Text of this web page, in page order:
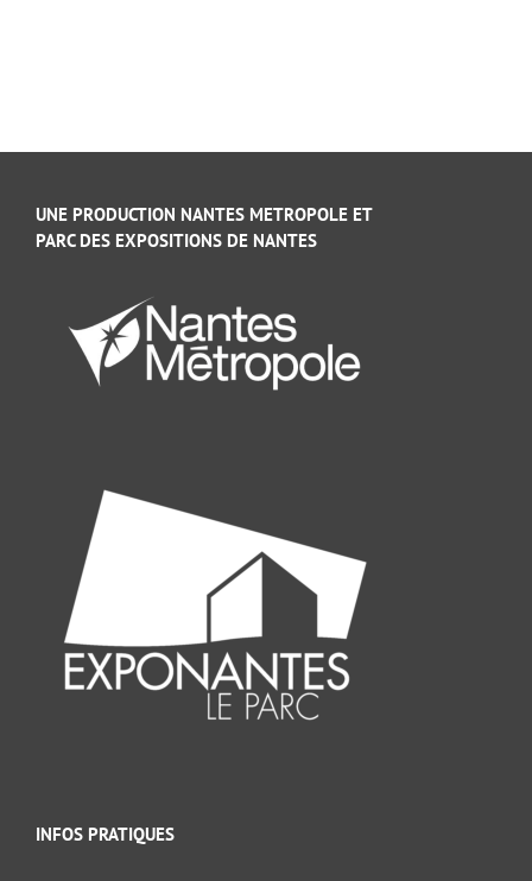
UNE PRODUCTION NANTES METROPOLE ET
PARC DES EXPOSITIONS DE NANTES
INFOS PRATIQUES